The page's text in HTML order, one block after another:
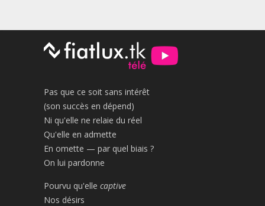
Pas que ce soit sans intérêt
(son succès en dépend)
Ni qu'elle ne relaie du réel
Qu'elle en admette
En omette — par quel biais ?
On lui pardonne
Pourvu qu'elle captive
Nos désirs